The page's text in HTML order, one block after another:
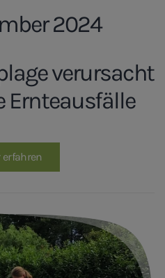
2024
verursacht
Ernteausfälle
erfahren